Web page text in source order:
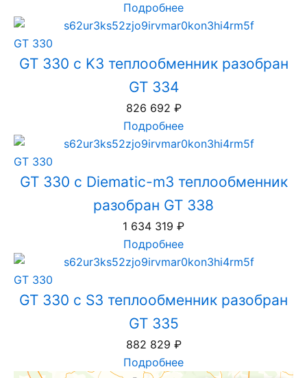
Подробнее
GT 330
GT 330 с K3 теплообменник разобран
GT 334
826 692 ₽
Подробнее
GT 330
GT 330 с Diematic-m3 теплообменник
разобран GT 338
1 634 319 ₽
Подробнее
GT 330
GT 330 с S3 теплообменник разобран
GT 335
882 829 ₽
Подробнее